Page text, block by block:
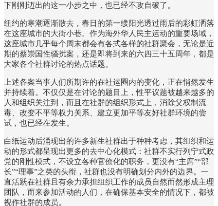
下刚刚迈出的这一小步之中，也已经不攻自破了。
纽约的寒潮逐渐散去，春日的第一缕阳光透过雨后的彩虹洒落
在这座城市的大街小巷。作为海外华人民主运动的重要场域，
这座城市几乎每个周末都会有各式各样的社群聚会，无论是近
期的蔡崇国性骚扰案，还是即将到来的六四三十五周年，都是
大家各个社群讨论的热点话题。
上述各案当事人们所期许的在社运圈内的变化，正在悄然发生
并持续着。不仅仅是在讨论的题目上，性平议题被越来越多的
人和组织关注到，而且在社群的组织形式上，消除父权制流
毒、改变不平等权力关系、建立更加平等友好社群环境的尝
试，也已经在发生。
白纸运动后涌现出的许多新生社群出于种种考虑，其组织和运
动的形式都呈现出更多的去中心化模式：社群不实行列宁式政
党的刚性模式，不设立各种官僚化的职务，更没有“主席”“部
长”“理事”之类的头衔，社群也没有明确划分内外的边界。一
直活跃在社群且有余力承担组织工作的成员自然而然形成主理
团队，而来参加活动的人们，在确保基本安全的情况下，都被
视作社群的成员。